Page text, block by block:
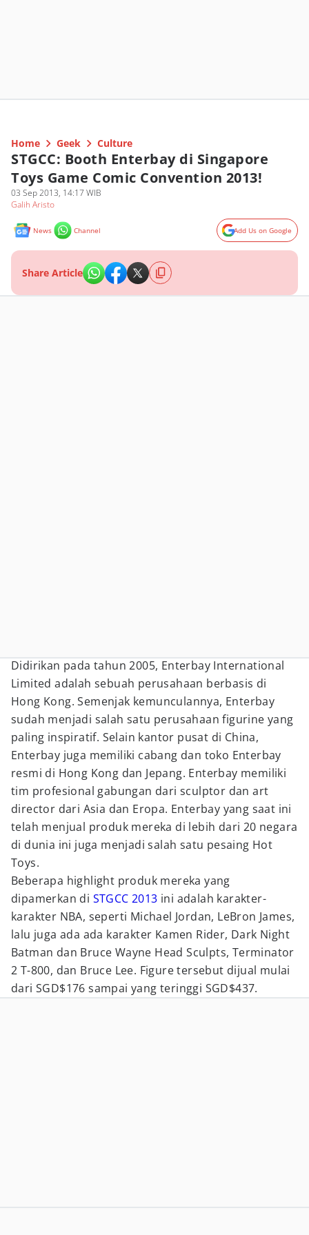
Home Geek Culture
STGCC: Booth Enterbay di Singapore
Toys Game Comic Convention 2013!
03 Sep 2013, 14:17 WIB
Galih Aristo
News Channel Add Us on Google
Share Article
Didirikan pada tahun 2005, Enterbay International
Limited adalah sebuah perusahaan berbasis di
Hong Kong. Semenjak kemunculannya, Enterbay
sudah menjadi salah satu perusahaan figurine yang
paling inspiratif. Selain kantor pusat di China,
Enterbay juga memiliki cabang dan toko Enterbay
resmi di Hong Kong dan Jepang. Enterbay memiliki
tim profesional gabungan dari sculptor dan art
director dari Asia dan Eropa. Enterbay yang saat ini
telah menjual produk mereka di lebih dari 20 negara
di dunia ini juga menjadi salah satu pesaing Hot
Toys.
Beberapa highlight produk mereka yang
dipamerkan di STGCC 2013 ini adalah karakter-
karakter NBA, seperti Michael Jordan, LeBron James,
lalu juga ada ada karakter Kamen Rider, Dark Night
Batman dan Bruce Wayne Head Sculpts, Terminator
2 T-800, dan Bruce Lee. Figure tersebut dijual mulai
dari SGD$176 sampai yang teringgi SGD$437.